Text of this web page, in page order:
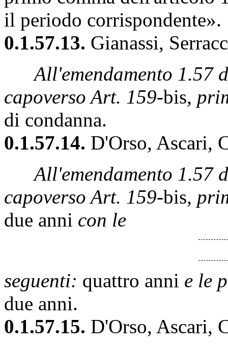
il periodo corrispondente».
0.1.57.13. Gianassi,
All'emendamento 1.57
capoverso Art. 159-bis,
di condanna.
0.1.57.14. D'Orso, Ascari,
All'emendamento 1.57
capoverso Art. 159-bis,
due anni con le
seguenti: quattro anni e le
due anni.
0.1.57.15. D'Orso, Ascari,